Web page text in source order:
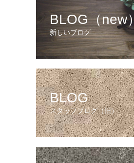
BLOG（new）
新しいブログ
BLOG
スタッフブログ（旧）